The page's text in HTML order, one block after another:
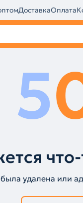
ДоставкаОплата
5
удалена или